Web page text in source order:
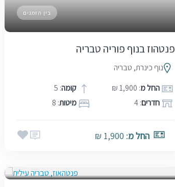
בין הזמנים
פנטהוז בנוף פוריה טבריה
נוף כינרת, טבריה
החל מ: 1,900 ₪ קומה: 5
חדרים: 4 מיטות: 8
החל מ: 1,900 ₪